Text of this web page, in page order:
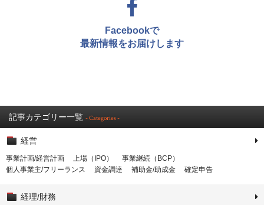
Facebookで
最新情報をお届けします
記事カテゴリー一覧 - Categories -
経営
事業計画/経営計画 上場（IPO）
事業継続（BCP）
個人事業主/フリーランス
資金調達 補助金/助成金 確定申告
経理/財務